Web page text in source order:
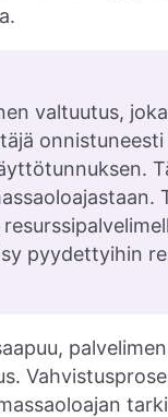
valtuutus,
pyydettyihin